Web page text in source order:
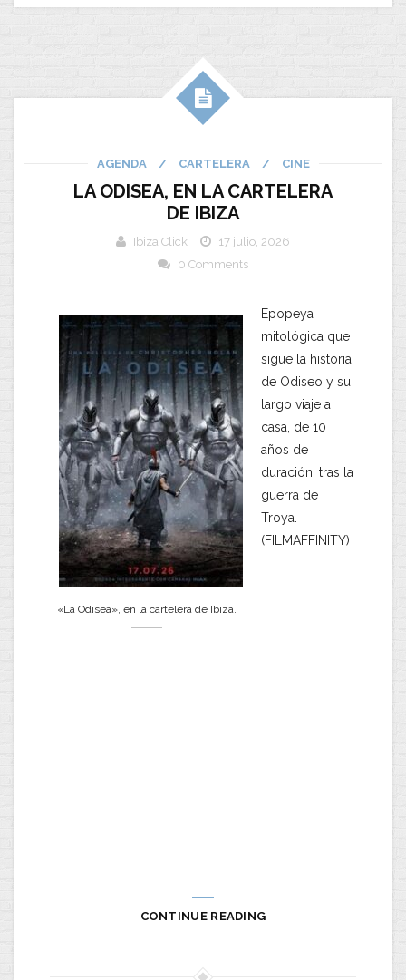
AGENDA / CARTELERA / CINE
LA ODISEA, EN LA CARTELERA
DE IBIZA
Ibiza Click
17 julio, 2026
0 Comments
«La Odisea», en la cartelera de Ibiza.
Epopeya
mitológica que
sigue la historia
de Odiseo y su
largo viaje a
casa, de 10
años de
duración, tras la
guerra de
Troya.
(FILMAFFINITY)
CONTINUE READING